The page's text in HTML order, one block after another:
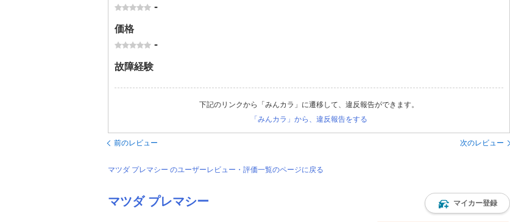
-
価格
-
故障経験
下記のリンクから「みんカラ」に遷移して、違反報告ができます。
「みんカラ」から、違反報告をする
前のレビュー 次のレビュー
マツダ プレマシー のユーザーレビュー・評価一覧のページに戻る
マツダ プレマシー マイカー登録